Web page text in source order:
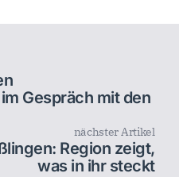
Gespräch mit den
nächster Artikel
Region zeigt,
was in ihr steckt